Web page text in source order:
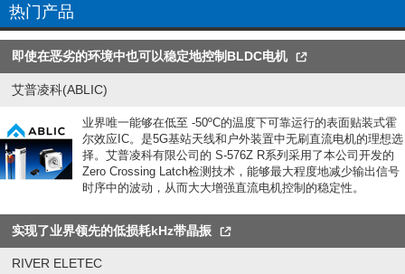
热门产品
即使在恶劣的环境中也可以稳定地控制BLDC电机
艾普凌科(ABLIC)
业界唯一能够在低至 -50ºC的温度下可靠运行的表面贴装式霍
尔效应IC。是5G基站天线和户外装置中无刷直流电机的理想选
择。艾普凌科有限公司的 S-576Z R系列采用了本公司开发的
Zero Crossing Latch检测技术，能够最大程度地减少输出信号
时序中的波动，从而大大增强直流电机控制的稳定性。
实现了业界领先的低损耗kHz带晶振
RIVER ELETEC